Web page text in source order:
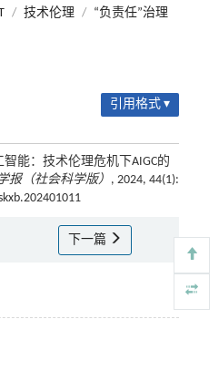
/ 技术伦理 / “负责任”治理
引用格式 ▾
能：技术伦理危机下AIGC的
报（社会科学版） , 2024, 44(1):
下一篇